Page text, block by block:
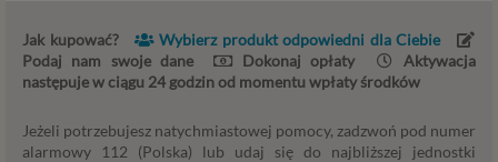
Jak kupować?
Wybierz produkt odpowiedni dla Ciebie
Podaj nam swoje dane
Dokonaj opłaty
Aktywacja
następuje w ciągu 24 godzin od momentu wpłaty środków
Jeżeli potrzebujesz natychmiastowej pomocy, zadzwoń pod numer
alarmowy 112 (Polska) lub udaj się do najbliższej jednostki
podstawa przetwarzania danych dotyczy
przypadków, gdy ich przetwarzanie jest
potrzeby, co obejmuje między innymi konieczność
zapewnienia bezpieczeństwa usługi (np.